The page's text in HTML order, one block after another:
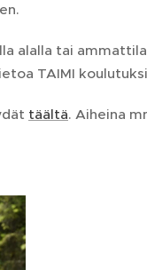
alalla tai
TAIMI
täältä. Aiheina